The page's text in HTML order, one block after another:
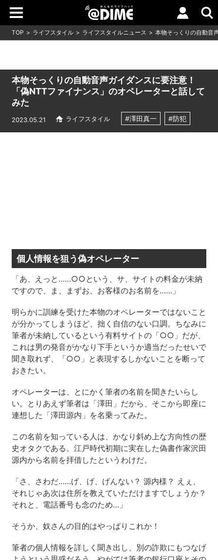
TOP ライフスタイル ライフスタイルニュース 本物そっくりの自動音
本物そっくりの自動音声ガイダンスに要注意！
「偽NTTファイナンス」のオペレーターと話して
みた
2023.05.21 ライフスタイル #澤田真一 #防犯
個人情報を狙う偽オペレーター
「あ、えっと……○○という、サ、サイトの料金が未納
ですので、ま、まずお、お客様のお名前を……」
明らかに訓練を受けた本物のオペレーターではないこと
が分かってしまうほど、拙く自信のない口調。ちなみに
筆者が未納しているという有料サイトの「○○」だが、
これは男の発音がかなり下手というか適当だったせいで
聞き取れず、「○○」と表現するしかないことを断って
おきたい。
オペレーターは、とにかく筆者の名前を聞きたいらし
い。とりあえず筆者は「澤田」だから、そこから即座に
連想した「澤田源内」を名乗ってみた。
この名前を知っている人は、かなり斜め上な方向性の歴
史オタクである。江戸時代初期に実在した偽書作家沢田
源内から名前を拝借したというわけだ。
「さ、さわだ……げ、げ、げんない？ 源内様？ えぇ、
それじゃあ次は住所を教えていただけますでしょうか？
それと、電話番号も念のため…」
そうか、奴さんの目的はやっぱりこれか！
筆者の個人情報を詳しく聞き出し、別の詐欺にもつなげ